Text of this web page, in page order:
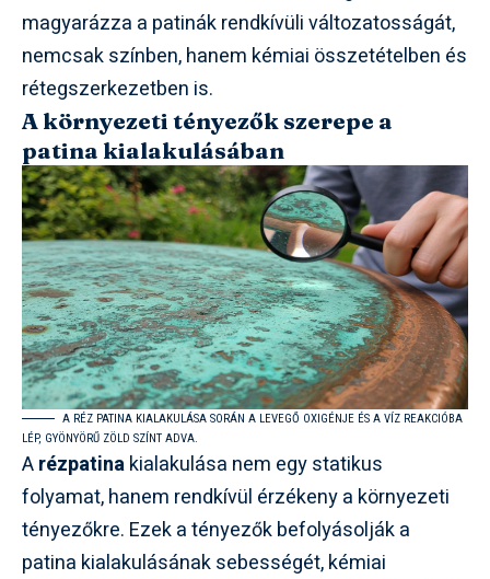
magyarázza a patinák rendkívüli változatosságát,
nemcsak színben, hanem kémiai összetételben és
rétegszerkezetben is.
A környezeti tényezők szerepe a
patina kialakulásában
A RÉZ PATINA KIALAKULÁSA SORÁN A LEVEGŐ OXIGÉNJE ÉS A VÍZ REAKCIÓBA
LÉP, GYÖNYÖRŰ ZÖLD SZÍNT ADVA.
Arézpatinakialakulása nem egy statikus
folyamat, hanem rendkívül érzékeny a környezeti
tényezőkre. Ezek a tényezők befolyásolják a
patina kialakulásának sebességét, kémiai